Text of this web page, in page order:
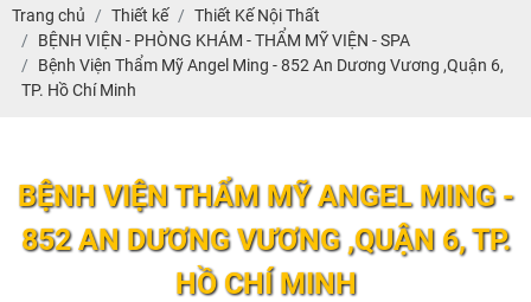
Trang chủ Thiết kế
Thiết Kế Nội Thất
BỆNH VIỆN - PHÒNG KHÁM - THẨM MỸ VIỆN - SPA
Bệnh Viện Thẩm Mỹ Angel Ming - 852 An Dương Vương ,Quận 6,
TP. Hồ Chí Minh
BỆNH VIỆN THẨM MỸ ANGEL MING -
852 AN DƯƠNG VƯƠNG ,QUẬN 6, TP.
HỒ CHÍ MINH